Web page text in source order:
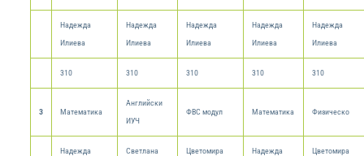
Надежда
Илиева
Надежда
Илиева
Надежда
Илиева
Надежда
Илиева
Надежда
Илиева
310 310 310 310 310
3 Математика
Английски
ИУЧ
ФВС модул Математика Физическо
Надежда
Светлана
Цветомира
Надежда
Цветомира